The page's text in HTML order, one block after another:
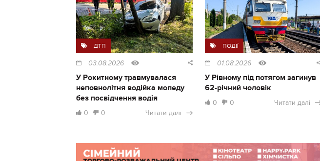
ДТП
03.08.2026
У Рокитному травмувалася
неповнолітня водійка мопеду
без посвідчення водія
0 0 Читати далі
ПОДІЇ
01.08.2026
У Рівному під потягом загинув
62-річний чоловік
0 0 Читати далі